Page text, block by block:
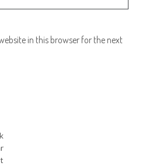
in this browser for the next